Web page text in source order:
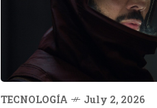
TECNOLOGÍA July 2, 2026